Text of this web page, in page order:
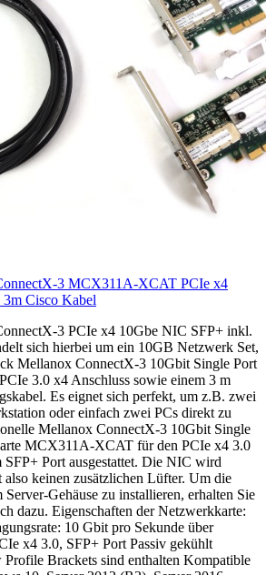
3 MCX311A-XCAT PCIe x4
Cisco Kabel
3 PCIe x4 10Gbe NIC SFP+ inkl.
sich hierbei um ein 10GB Netzwerk Set,
Mellanox ConnectX-3 10Gbit Single Port
3.0 x4 Anschluss sowie einem 3 m
Es eignet sich perfekt, um z.B. zwei
oder einfach zwei PCs direkt zu
Mellanox ConnectX-3 10Gbit Single
MCX311A-XCAT für den PCIe x4 3.0
SFP+ Port ausgestattet. Die NIC wird
also keinen zusätzlichen Lüfter. Um die
Gehäuse zu installieren, erhalten Sie
dazu. Eigenschaften der Netzwerkkarte:
10 Gbit pro Sekunde über
x4 3.0, SFP+ Port Passiv gekühlt
Profile Brackets sind enthalten Kompatible